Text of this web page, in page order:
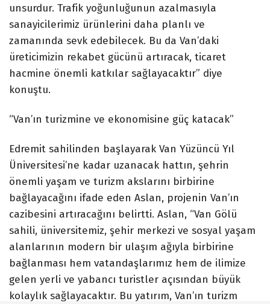
unsurdur. Trafik yoğunluğunun azalmasıyla
sanayicilerimiz ürünlerini daha planlı ve
zamanında sevk edebilecek. Bu da Van’daki
üreticimizin rekabet gücünü artıracak, ticaret
hacmine önemli katkılar sağlayacaktır” diye
konuştu.
“Van’ın turizmine ve ekonomisine güç katacak”
Edremit sahilinden başlayarak Van Yüzüncü Yıl
Üniversitesi’ne kadar uzanacak hattın, şehrin
önemli yaşam ve turizm akslarını birbirine
bağlayacağını ifade eden Aslan, projenin Van’ın
cazibesini artıracağını belirtti. Aslan, “Van Gölü
sahili, üniversitemiz, şehir merkezi ve sosyal yaşam
alanlarının modern bir ulaşım ağıyla birbirine
bağlanması hem vatandaşlarımız hem de ilimize
gelen yerli ve yabancı turistler açısından büyük
kolaylık sağlayacaktır. Bu yatırım, Van’ın turizm